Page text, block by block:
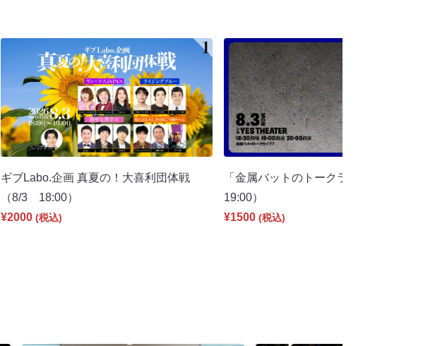
ギブLabo.企画 真夏の！大喜利団体戦
（8/3 18:00）
¥2000 (税込)
「金属バットのトークライブ」7（8/
19:00）
¥1500 (税込)